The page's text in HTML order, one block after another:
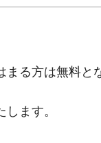
る方は無料と
ます。